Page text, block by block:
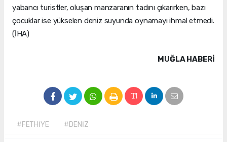
yabancı turistler, oluşan manzaranın tadını çıkarırken, bazı
çocuklar ise yükselen deniz suyunda oynamayı ihmal etmedi.
(İHA)
MUĞLA HABERİ
#FETHİYE #DENİZ